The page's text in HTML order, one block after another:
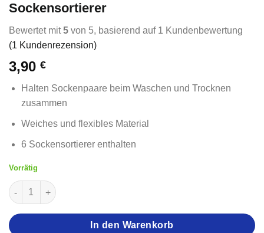
Sockensortierer
Bewertet mit5 von 5, basierend auf 1 Kundenbewertung
(1 Kundenrezension)
3,90 €
Halten Sockenpaare beim Waschen und Trocknen
zusammen
Weiches und flexibles Material
6 Sockensortierer enthalten
Vorrätig
Sockensortierer Menge
In den Warenkorb